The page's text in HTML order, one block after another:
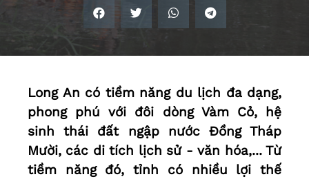
Long An có tiềm năng du lịch đa dạng,
phong phú với đôi dòng Vàm Cỏ, hệ
sinh thái đất ngập nước Đồng Tháp
Mười, các di tích lịch sử - văn hóa,... Từ
tiềm năng đó, tỉnh có nhiều lợi thế